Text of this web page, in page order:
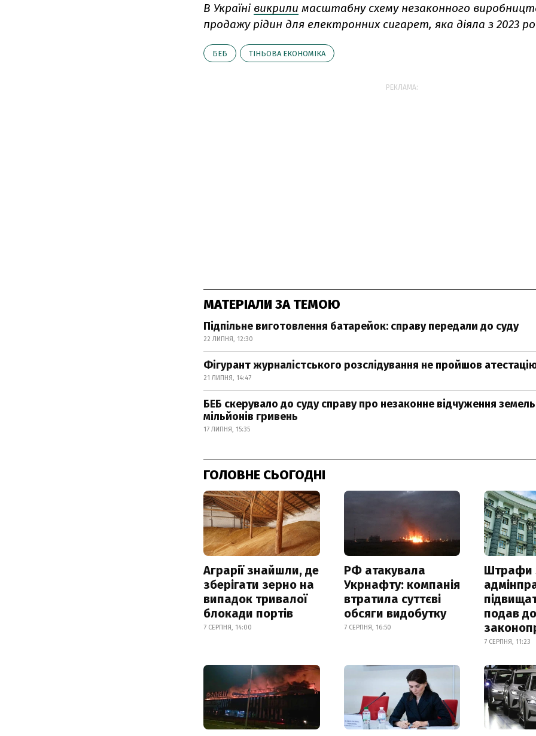
В Україні викрили масштабну схему незаконного
продажу рідин для електронних сигарет, яка діяла з 2023
БЕБ ТІНЬОВА ЕКОНОМІКА
РЕКЛАМА:
МАТЕРІАЛИ ЗА ТЕМОЮ
Підпільне виготовлення батарейок: справу передали до суду
22 ЛИПНЯ, 12:30
Фігурант журналістського розслідування не пройшов
21 ЛИПНЯ, 14:47
БЕБ скерувало до суду справу про незаконне відчуження
мільйонів гривень
17 ЛИПНЯ, 15:35
ГОЛОВНЕ СЬОГОДНІ
Аграрії знайшли, де
зберігати зерно на
випадок тривалої
блокади портів
7 СЕРПНЯ, 14:00
РФ атакувала
Укрнафту: компанія
втратила суттєві
обсяги видобутку
7 СЕРПНЯ, 16:50
Штрафи
подав
7 СЕРПНЯ, 11:23